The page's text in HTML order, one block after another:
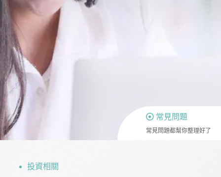
常見問題
常見問題都幫你整理好了
投資相關